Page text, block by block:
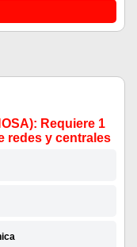
Requiere 1
redes y centrales